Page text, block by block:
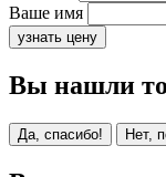
Ваше имя
узнать цену
Вы нашли
Да, спасибо! Нет,